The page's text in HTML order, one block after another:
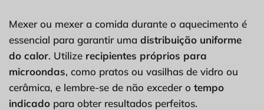
Mexer ou mexer a comida durante o aquecimento é
essencial para garantir uma distribuição uniforme
do calor. Utilize recipientes próprios para
microondas, como pratos ou vasilhas de vidro ou
cerâmica, e lembre-se de não exceder o tempo
indicado para obter resultados perfeitos.